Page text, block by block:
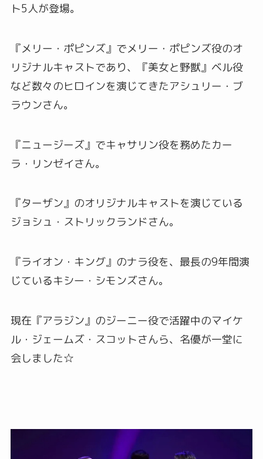
ト5人が登場。
『メリー・ポピンズ』でメリー・ポピンズ役のオ
リジナルキャストであり、『美女と野獣』ベル役
など数々のヒロインを演じてきたアシュリー・ブ
ラウンさん。
『ニュージーズ』でキャサリン役を務めたカー
ラ・リンゼイさん。
『ターザン』のオリジナルキャストを演じている
ジョシュ・ストリックランドさん。
『ライオン・キング』のナラ役を、最長の9年間演
じているキシー・シモンズさん。
現在『アラジン』のジーニー役で活躍中のマイケ
ル・ジェームズ・スコットさんら、名優が一堂に
会しました☆